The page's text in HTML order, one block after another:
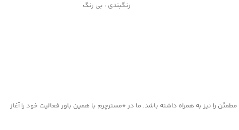
رنگبندی : بی رنگ
را نیز به همراه داشته باشد. ما در *مسترچرم با همین باور فعالیت خود را آغاز